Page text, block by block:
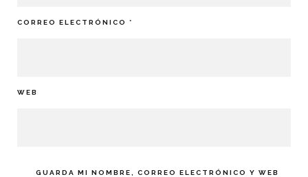
CORREO ELECTRÓNICO *
WEB
GUARDA MI NOMBRE, CORREO ELECTRÓNICO Y WEB